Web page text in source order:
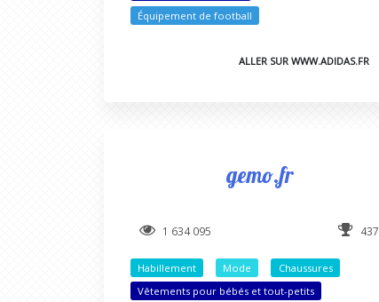
Équipement de football
ALLER SUR WWW.ADIDAS.FR
gemo.fr
1 634 095 437
Habillement Mode
Chaussures
Vêtements pour bébés et tout-petits